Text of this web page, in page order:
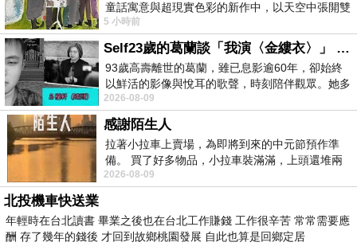
下一篇：農村聚落重劃
二呆
2007-12-07 13:28:23
這想法很好 但是要在中正紀念堂建立之前提
出
童話寓意與超現實色彩的新作中，以天空中張開雙
翼的神聖形象與地面上聚集的人群對話，
5 小時前
Self23歲的葛蘭談「我演〈金縷衣〉」 #戀上老電影 #粟子 #葛蘭
93歲高壽離世的葛蘭，雖已息影逾60年，卻始終
以鮮活的影像與悅耳的歌聲，時刻陪伴觀眾。她多
才多藝、陽光開朗的形象，不僅保留在電影
2026-08-09
感謝陌生人
拉著小拉車上賣場，為即將到來的中元節預作準
備。 買了好多物品，小拉車裝滿滿，上頭還堆兩
紙箱。 雖辛苦了點，這點程度我一個人搬
2026-08-09
北投機車快送業
年輕時在台北讀書 畢業之後也在台北工作賺錢 工作很辛苦 常常需要應
酬 存了幾年的錢後 才回到故鄉桃園發展 自此也算是回鄉定居